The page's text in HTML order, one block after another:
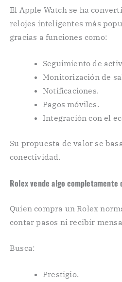
El Apple Watch se ha
relojes inteligentes más
gracias a funciones como:
Seguimiento de
Monitorización de
Notificaciones.
Pagos móviles.
Integración con el
Su propuesta de valor se
conectividad.
Rolex vende algo
Quien compra un Rolex
contar pasos ni recibir
Busca:
Prestigio.